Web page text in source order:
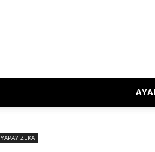
YAPAY ZEKA